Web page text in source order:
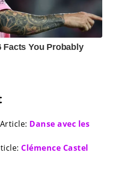
Danse avec les
Clémence Castel